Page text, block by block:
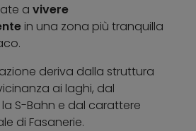
a vivere
in una zona più tranquilla
deriva dalla struttura
ai laghi, dal
S-Bahn e dal carattere
di Fasanerie.